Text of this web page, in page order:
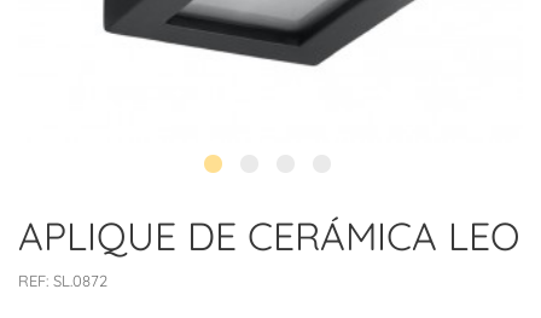
APLIQUE DE CERÁMICA LEO
REF: SL.0872